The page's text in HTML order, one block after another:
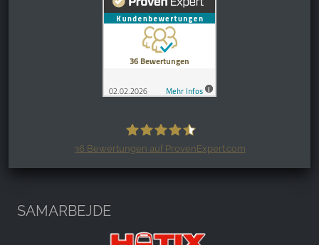
36 Bewertungen auf ProvenExpert.com
SAMARBEJDE